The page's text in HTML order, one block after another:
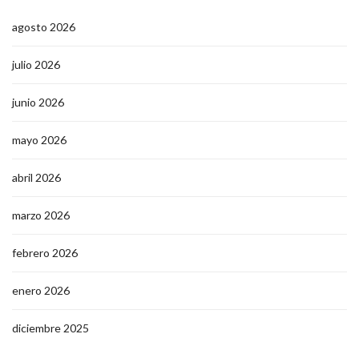
agosto 2026
julio 2026
junio 2026
mayo 2026
abril 2026
marzo 2026
febrero 2026
enero 2026
diciembre 2025